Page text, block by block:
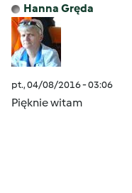
Hanna Gręda
pt., 04/08/2016 - 03:06
Pięknie witam